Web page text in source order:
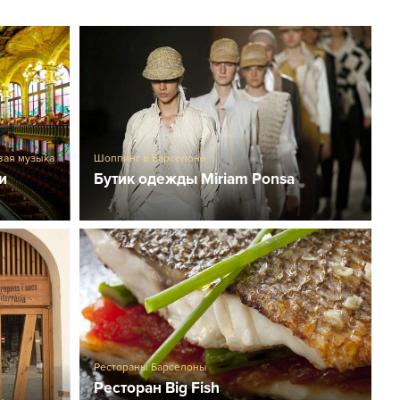
музыка
Шоппинг в Барселоне
Бутик одежды Miriam Ponsa
Рестораны Барселоны
Ресторан Big Fish